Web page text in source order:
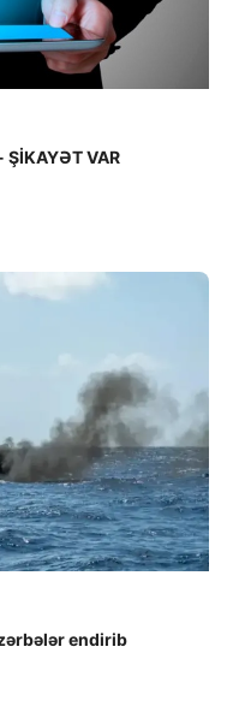
VAR
endirib